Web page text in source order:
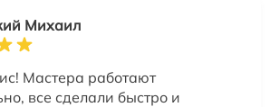
Михаил
Мастера работают
все сделали быстро и